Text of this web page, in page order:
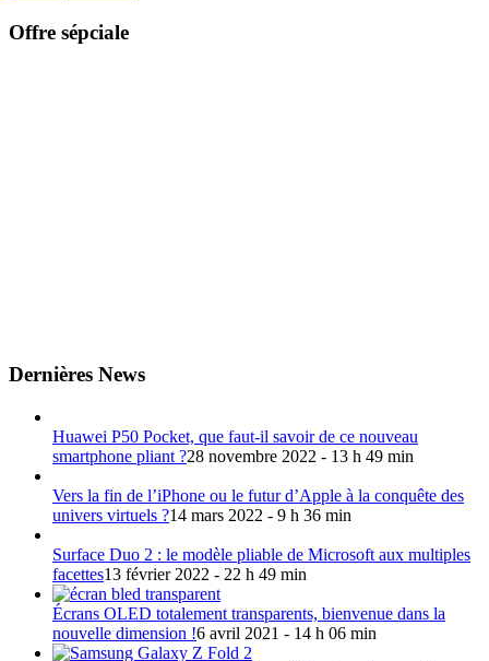
Offre sépciale
Dernières News
Huawei P50 Pocket, que faut-il savoir de ce nouveau
smartphone pliant ?28 novembre 2022 - 13 h 49 min
Vers la fin de l’iPhone ou le futur d’Apple à la conquête des
univers virtuels ?14 mars 2022 - 9 h 36 min
Surface Duo 2 : le modèle pliable de Microsoft aux multiples
facettes13 février 2022 - 22 h 49 min
Écrans OLED totalement transparents, bienvenue dans la
nouvelle dimension !6 avril 2021 - 14 h 06 min